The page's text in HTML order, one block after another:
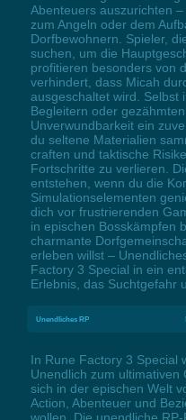
Abenteuers auszurichten
zum Angeln oder dem
Dorfbewohnern. Spieler,
suchen, um die
profitieren besonders von
verhindert, dass Micah
ausgeschaltet wird. Selbst
Begleitern oder
Unverwundbarkeit ein
du seltene Materialien
craften und taktische
Fortschritte zu verlieren.
entstehen, wenn du die
Simulationselementen
dich vor frustrierenden
in epischen Bosskämpfen
charmante
erleben willst –
Factory 3 Special in ein
Erlebnis, das Suchtgefahr
Unendliches RP
In Rune Factory 3 Special
Unendlich zum
sich in der epischen Welt
Action, Abenteuer und